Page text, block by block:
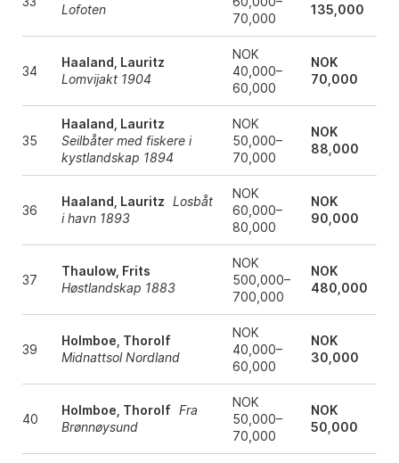
Lofoten
70,000
135,000
34
Haaland, Lauritz
Lomvijakt 1904
NOK
40,000–
60,000
NOK
70,000
35
Haaland, Lauritz
Seilbåter med fiskere i
kystlandskap 1894
NOK
50,000–
70,000
NOK
88,000
36
Haaland, Lauritz Losbåt
i havn 1893
NOK
60,000–
80,000
NOK
90,000
37
Thaulow, Frits
Høstlandskap 1883
NOK
500,000–
700,000
NOK
480,000
39
Holmboe, Thorolf
Midnattsol Nordland
NOK
40,000–
60,000
NOK
30,000
40
Holmboe, Thorolf Fra
Brønnøysund
NOK
50,000–
70,000
NOK
50,000